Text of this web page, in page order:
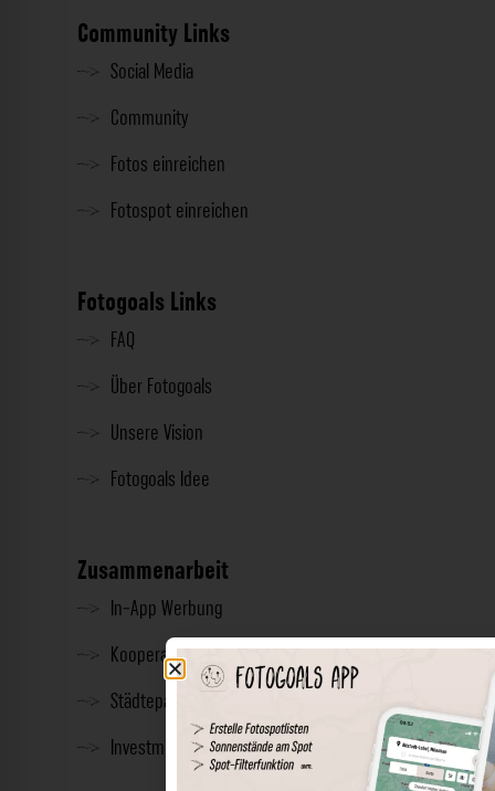
Community Links
Social Media
Community
Fotos einreichen
Fotospot einreichen
Fotogoals Links
FAQ
Über Fotogoals
Unsere Vision
Fotogoals Idee
Zusammenarbeit
In-App Werbung
Kooperationen
Städtepartnerschaft
Investment & Presse